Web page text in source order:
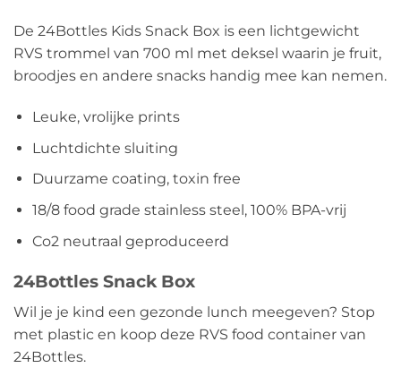
De 24Bottles Kids Snack Box is een lichtgewicht
RVS trommel van 700 ml met deksel waarin je fruit,
broodjes en andere snacks handig mee kan nemen.
Leuke, vrolijke prints
Luchtdichte sluiting
Duurzame coating, toxin free
18/8 food grade stainless steel, 100% BPA-vrij
Co2 neutraal geproduceerd
24Bottles Snack Box
Wil je je kind een gezonde lunch meegeven? Stop
met plastic en koop deze RVS food container van
24Bottles.